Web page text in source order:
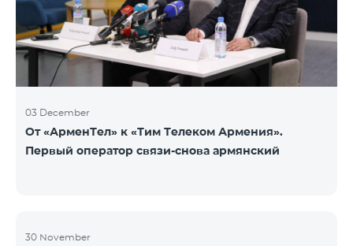
03 December
От «АрменТел» к «Тим Телеком Армения».
Первый оператор связи-снова армянский
30 November